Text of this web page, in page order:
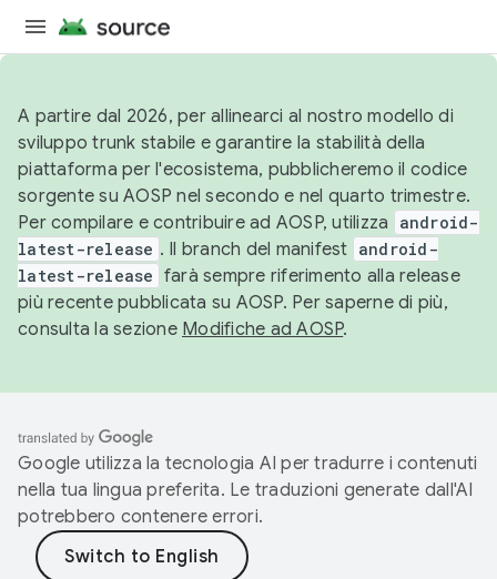
A partire dal 2026, per allinearci al nostro modello di
sviluppo trunk stabile e garantire la stabilità della
piattaforma per l'ecosistema, pubblicheremo il codice
sorgente su AOSP nel secondo e nel quarto trimestre.
Per compilare e contribuire ad AOSP, utilizza
android-
latest-release . Il branch del manifest android-
latest-release farà sempre riferimento alla release
più recente pubblicata su AOSP. Per saperne di più,
consulta la sezione Modifiche ad AOSP.
Google utilizza la tecnologia AI per tradurre i contenuti
nella tua lingua preferita. Le traduzioni generate dall'AI
potrebbero contenere errori.